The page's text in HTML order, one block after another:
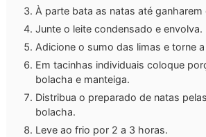
À parte bata as natas até ganharem
Junte o leite condensado e envolva.
Adicione o sumo das limas e torne
Em tacinhas individuais coloque
bolacha e manteiga.
Distribua o preparado de natas
bolacha.
Leve ao frio por 2 a 3 horas.